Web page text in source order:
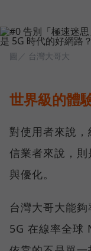
圖／ 台灣大哥大
世界級的體
對使用者來說
信業者來說，
與優化。
台灣大哥大能
5G 在線率全球